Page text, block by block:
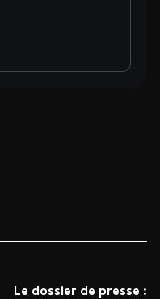
Le dossier de presse :